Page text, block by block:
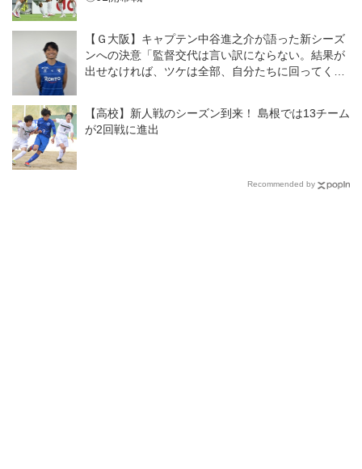
【Ｇ大阪】キャプテン中谷進之介が語った新シーズ
ンへの決意「監督交代は言い訳にならない。結果が
出せなければ、ツケは全部、自分たちに回ってく
【高校】新人戦のシーズン到来！ 島根では13チーム
が2回戦に進出
Recommended by